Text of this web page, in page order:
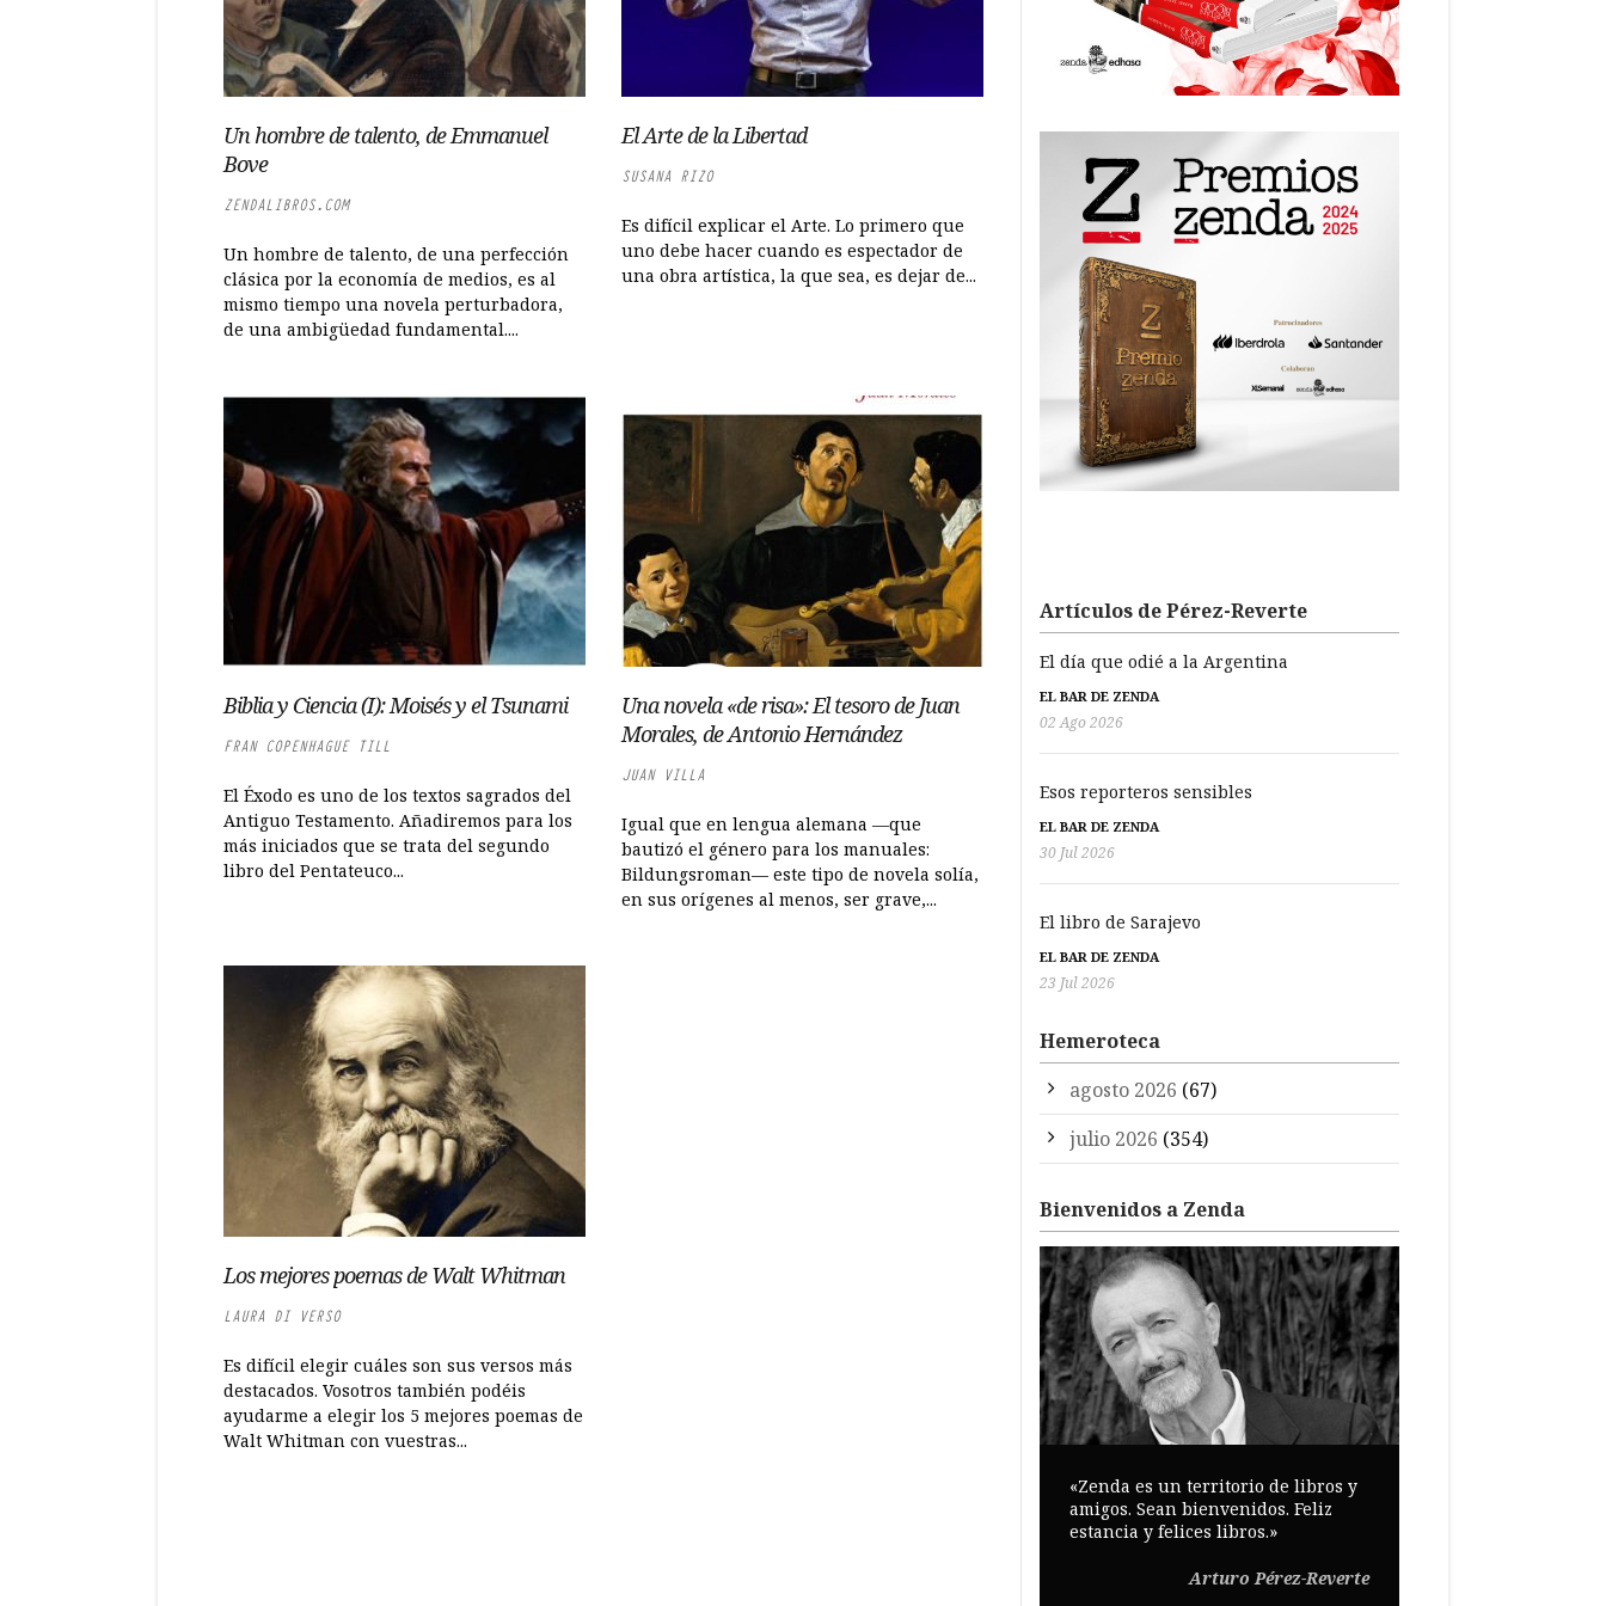
Un hombre de talento, de Emmanuel
Bove
ZENDALIBROS.COM
Un hombre de talento, de una perfección
clásica por la economía de medios, es al
mismo tiempo una novela perturbadora,
de una ambigüedad fundamental....
El Arte de la Libertad
SUSANA RIZO
Es difícil explicar el Arte. Lo primero que
uno debe hacer cuando es espectador de
una obra artística, la que sea, es dejar de...
Biblia y Ciencia (I): Moisés y el Tsunami
FRAN COPENHAGUE TILL
El Éxodo es uno de los textos sagrados del
Antiguo Testamento. Añadiremos para los
más iniciados que se trata del segundo
libro del Pentateuco...
Una novela «de risa»: El tesoro de Juan
Morales, de Antonio Hernández
JUAN VILLA
Igual que en lengua alemana —que
bautizó el género para los manuales:
Bildungsroman— este tipo de novela solía,
en sus orígenes al menos, ser grave,...
Los mejores poemas de Walt Whitman
LAURA DI VERSO
Es difícil elegir cuáles son sus versos más
destacados. Vosotros también podéis
ayudarme a elegir los 5 mejores poemas de
Walt Whitman con vuestras...
Artículos de Pérez-Reverte
El día que odié a la Argentina
EL BAR DE ZENDA
02 Ago 2026
Esos reporteros sensibles
EL BAR DE ZENDA
30 Jul 2026
El libro de Sarajevo
EL BAR DE ZENDA
23 Jul 2026
Hemeroteca
agosto 2026 (67)
julio 2026 (354)
Bienvenidos a Zenda
«Zenda es un territorio de libros y
amigos. Sean bienvenidos. Feliz
estancia y felices libros.»
Arturo Pérez-Reverte